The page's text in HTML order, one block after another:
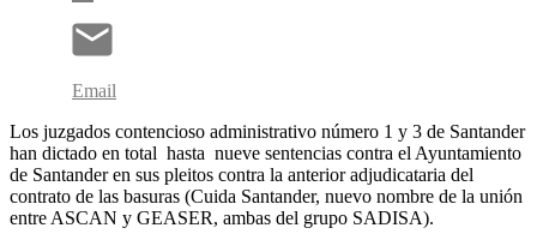
Email
Los juzgados contencioso administrativo número 1 y 3 de Santander
han dictado en total hasta nueve sentencias contra el Ayuntamiento
de Santander en sus pleitos contra la anterior adjudicataria del
contrato de las basuras (Cuida Santander, nuevo nombre de la unión
entre ASCAN y GEASER, ambas del grupo SADISA).